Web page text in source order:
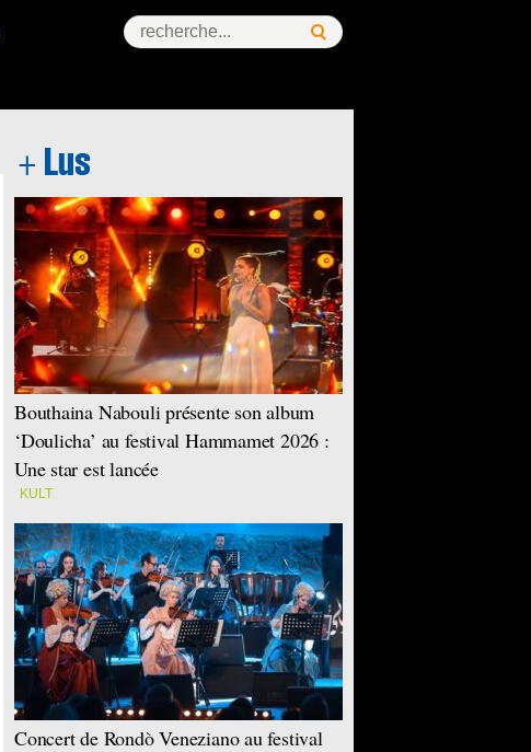
Bouthaina Nabouli présente son album
‘Doulicha’ au festival Hammamet 2026 :
Une star est lancée
KULT
Concert de Rondò Veneziano au festival